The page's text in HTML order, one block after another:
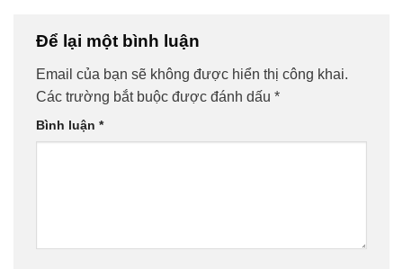
Để lại một bình luận
Email của bạn sẽ không được hiển thị công khai.
Các trường bắt buộc được đánh dấu *
Bình luận *